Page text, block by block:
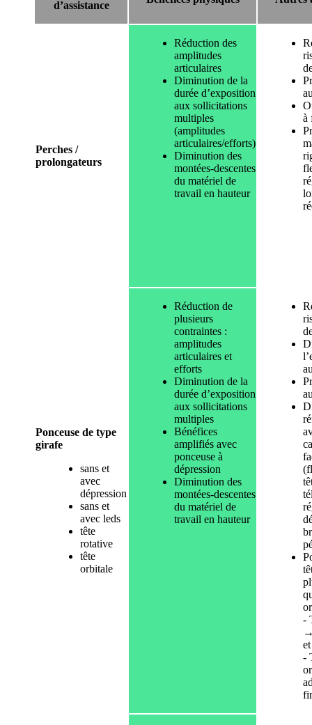
d’assistance
Perches /
prolongateurs
Réduction des
amplitudes
articulaires
Diminution de la
durée d’exposition
aux sollicitations
multiples
(amplitudes
articulaires/efforts)
Diminution des
montées-descentes
du matériel de
travail en hauteur
à
Ponceuse de type
girafe
sans et
avec
dépression
sans et
avec leds
tête
rotative
tête
orbitale
Réduction de
plusieurs
contraintes :
amplitudes
articulaires et
efforts
Diminution de la
durée d’exposition
aux sollicitations
multiples
Bénéfices
amplifiés avec
ponceuse à
dépression
Diminution des
montées-descentes
du matériel de
travail en hauteur
-
-